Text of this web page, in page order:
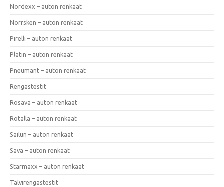
Nordexx – auton renkaat
Norrsken – auton renkaat
Pirelli – auton renkaat
Platin – auton renkaat
Pneumant – auton renkaat
Rengastestit
Rosava – auton renkaat
Rotalla – auton renkaat
Sailun – auton renkaat
Sava – auton renkaat
Starmaxx – auton renkaat
Talvirengastestit